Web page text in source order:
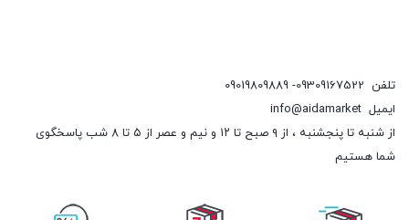
تلفن 09309167522- 09019809889
ایمیل info@aidamarket
از شنبه تا پنجشنبه ، از ۹ صبح تا ۱۲ و نیم و عصر از ۵ تا ۸ شب پاسخگوی
شما هستیم